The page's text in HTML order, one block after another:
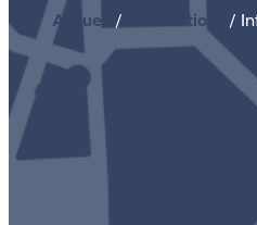
Accueil / Publications /